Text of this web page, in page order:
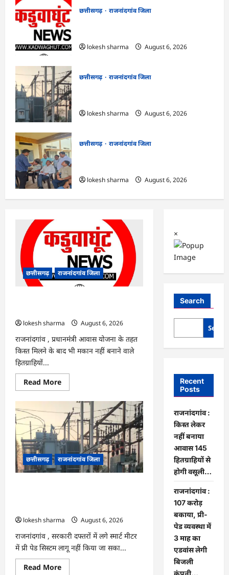
छत्तीसगढ़
राजनांदगांव जिला
lokesh sharma
August 6, 2026
छत्तीसगढ़
राजनांदगांव जिला
lokesh sharma
August 6, 2026
छत्तीसगढ़
राजनांदगांव जिला
lokesh sharma
August 6, 2026
छत्तीसगढ़ राजनांदगांव जिला
lokesh sharma
August 6, 2026
राजनांदगांव , प्रधानमंंत्री आवास योजना के तहत
किस्त मिलने के बाद भी मकान नहीं बनाने वाले
हितग्राहियों...
Read MoreRead
more
राजनांदगांव
:
किस्त
लेकर
नहीं
बनाया
आवास
145
हितग्राहियों
से
होगी
छत्तीसगढ़ राजनांदगांव जिला
lokesh sharma
August 6, 2026
राजनांदगांव , सरकारी दफ्तरों में लगे स्मार्ट मीटर
में प्री पेड सिस्टम लागू नहीं किया जा सका...
Read MoreRead
×
Search
Recent
Posts
राजनांदगांव :
किस्त लेकर
नहीं बनाया
आवास 145
हितग्राहियों से
होगी वसूली…
राजनांदगांव :
107 करोड़
बकाया, प्री-
पेड व्यवस्था में
3 माह का
एडवांस लेगी
बिजली